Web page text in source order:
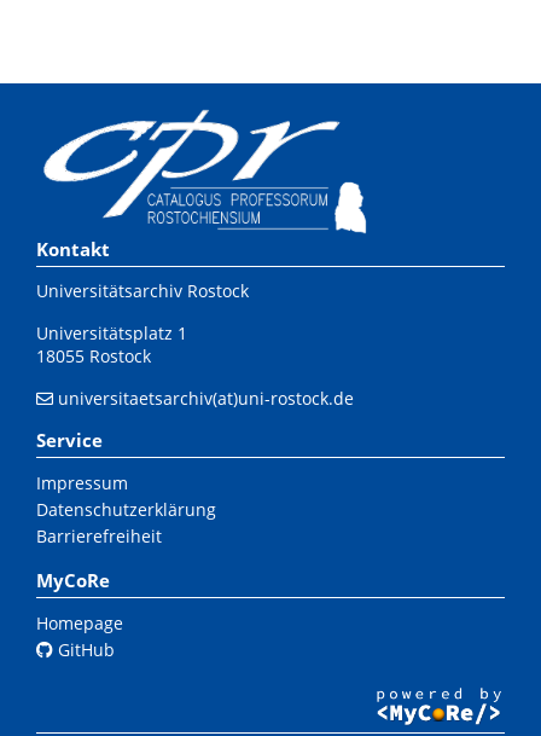
Kontakt
Universitätsarchiv Rostock
Universitätsplatz 1
18055 Rostock
universitaetsarchiv(at)uni-rostock.de
Service
Impressum
Datenschutzerklärung
Barrierefreiheit
MyCoRe
Homepage
GitHub